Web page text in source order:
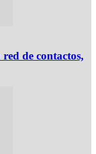
de contactos,